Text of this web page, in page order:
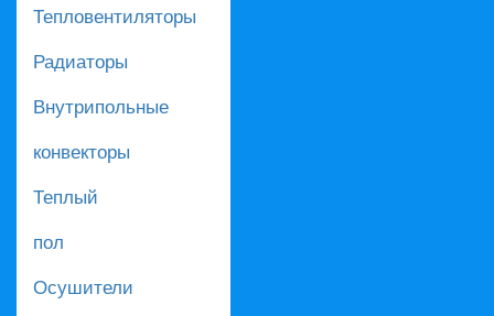
Тепловентиляторы
Радиаторы
Внутрипольные
конвекторы
Теплый
пол
Осушители